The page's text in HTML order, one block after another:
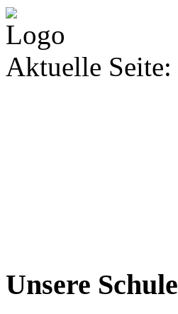
Aktuelle Seite:
Unsere Schule